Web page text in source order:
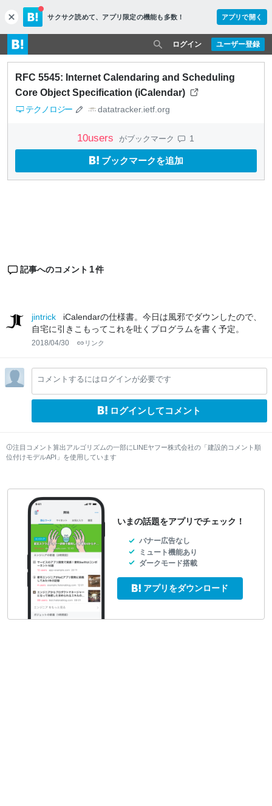
c
l
o
s
e
サクサク読めて、 アプリ限定の機能も多数！ アプリで開く
ユーザー登録
ログイン
RFC 5545: Internet Calendaring and Scheduling
Core Object Specification (iCalendar)
テクノロジー datatracker.ietf.org
10users がブックマーク 1
ブックマークを追加
記事へのコメント 1件
jintrick
iCalendarの仕様書。今日は風邪でダウンしたので、
自宅に引きこもってこれを吐くプログラムを書く予定。
2018/04/30 リンク
コメントするにはログインが必要です
ログインしてコメント
注目コメント算出アルゴリズムの一部にLINEヤフー株式会社の「建設的コメント順
位付けモデルAPI」を使用しています
いまの話題をアプリでチェック！
バナー広告なし
ミュート機能あり
ダークモード搭載
アプリをダウンロード